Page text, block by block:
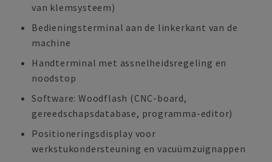
van klemsysteem)
Bedieningsterminal aan de linkerkant van de
machine
Handterminal met assnelheidsregeling en
noodstop
Software: Woodflash (CNC-board,
gereedschapsdatabase, programma-editor)
Positioneringsdisplay voor
werkstukondersteuning en vacuümzuignappen